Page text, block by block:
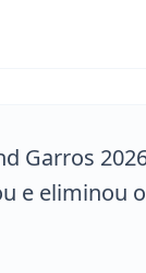
Garros
e eliminou